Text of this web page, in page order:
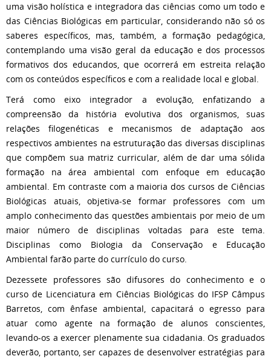
uma visão holística e integradora das ciências como um todo e
das Ciências Biológicas em particular, considerando não só os
saberes específicos, mas, também, a formação pedagógica,
contemplando uma visão geral da educação e dos processos
formativos dos educandos, que ocorrerá em estreita relação
com os conteúdos específicos e com a realidade local e global.
Terá como eixo integrador a evolução, enfatizando a
compreensão da história evolutiva dos organismos, suas
relações filogenéticas e mecanismos de adaptação aos
respectivos ambientes na estruturação das diversas disciplinas
que compõem sua matriz curricular, além de dar uma sólida
formação na área ambiental com enfoque em educação
ambiental. Em contraste com a maioria dos cursos de Ciências
Biológicas atuais, objetiva-se formar professores com um
amplo conhecimento das questões ambientais por meio de um
maior número de disciplinas voltadas para este tema.
Disciplinas como Biologia da Conservação e Educação
Ambiental farão parte do currículo do curso.
Dezessete professores são difusores do conhecimento e o
curso de Licenciatura em Ciências Biológicas do IFSP Câmpus
Barretos, com ênfase ambiental, capacitará o egresso para
atuar como agente na formação de alunos conscientes,
levando-os a exercer plenamente sua cidadania. Os graduados
deverão, portanto, ser capazes de desenvolver estratégias para